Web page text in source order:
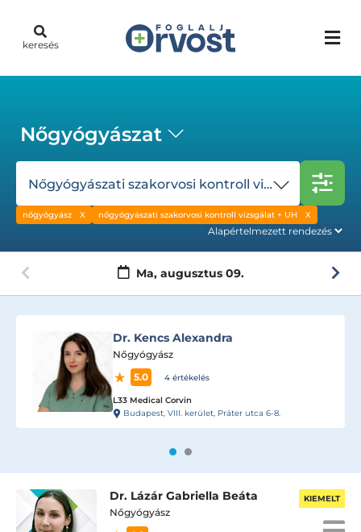
keresés
Nőgyógyászat
Nőgyógyászati szakorvosi kontroll vizsgálat + UH
nőgyógyász nőgyógyászati szakorvosi kontroll vizsgálat + UH
Ma, augusztus 09.
Dr. Ibrahim Sharouf
Nőgyógyász
5.0
9 értékelés
L33 Medical Corvin
Budapest, VIII. kerület, Práter utca 6-8.
Dr. Lázár Gabriella Beáta
Nőgyógyász
KIEMELT